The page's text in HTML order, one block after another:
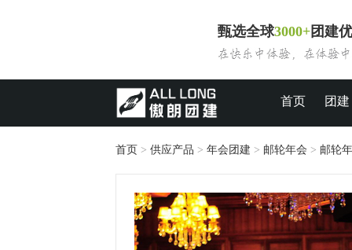
甄选全球3000+团建
首页 团建
首页 > 供应产品 > 年会团建 > 邮轮年会 > 邮轮